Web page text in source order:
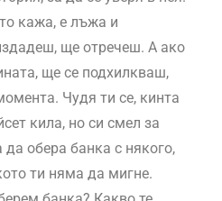
кажа, е лъжа и
ще отречеш. А ако
ще се подхилкваш,
Чудя ти се, кинта
кила, но си смел за
обера банка с някого,
ти няма да мигне.